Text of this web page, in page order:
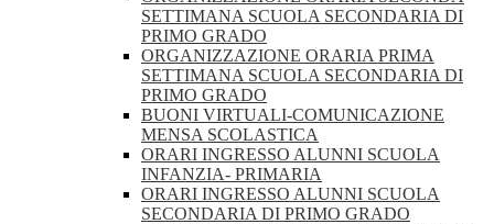
SETTIMANA SCUOLA SECONDARIA DI
PRIMO GRADO
ORGANIZZAZIONE ORARIA PRIMA
SETTIMANA SCUOLA SECONDARIA DI
PRIMO GRADO
BUONI VIRTUALI-COMUNICAZIONE
MENSA SCOLASTICA
ORARI INGRESSO ALUNNI SCUOLA
INFANZIA- PRIMARIA
ORARI INGRESSO ALUNNI SCUOLA
SECONDARIA DI PRIMO GRADO